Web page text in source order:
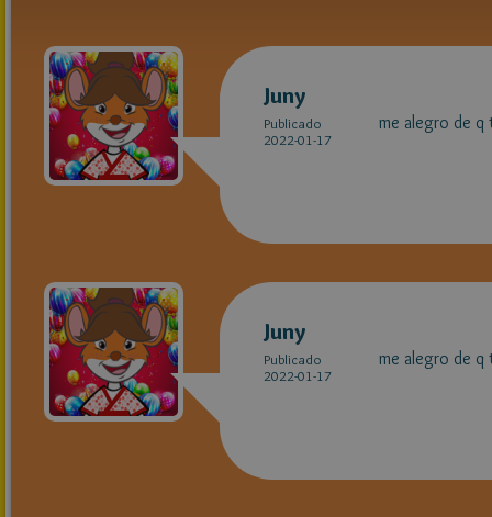
Juny
Publicado
2022-01-17
me alegro de
Juny
Publicado
2022-01-17
me alegro de